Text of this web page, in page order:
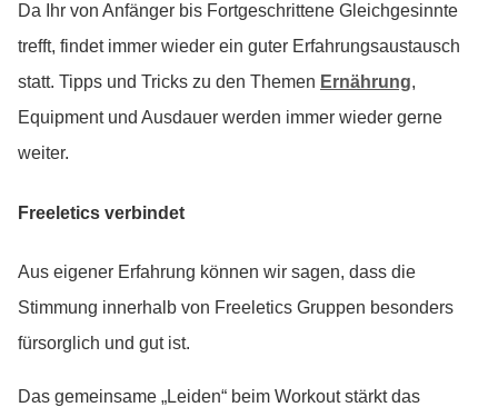
Da Ihr von Anfänger bis Fortgeschrittene Gleichgesinnte
trefft, findet immer wieder ein guter Erfahrungsaustausch
statt. Tipps und Tricks zu den Themen Ernährung,
Equipment und Ausdauer werden immer wieder gerne
weiter.
Freeletics verbindet
Aus eigener Erfahrung können wir sagen, dass die
Stimmung innerhalb von Freeletics Gruppen besonders
fürsorglich und gut ist.
Das gemeinsame „Leiden“ beim Workout stärkt das